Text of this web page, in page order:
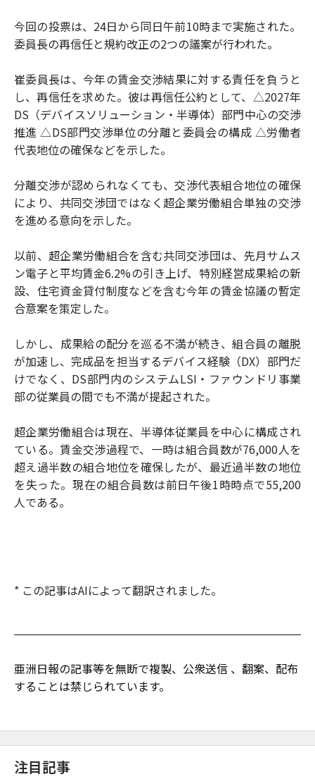
今回の投票は、24日から同日午前10時まで実施された。
委員長の再信任と規約改正の2つの議案が行われた。
崔委員長は、今年の賃金交渉結果に対する責任を負うと
し、再信任を求めた。彼は再信任公約として、△2027年
DS（デバイスソリューション・半導体）部門中心の交渉
推進 △DS部門交渉単位の分離と委員会の構成 △労働者
代表地位の確保などを示した。
分離交渉が認められなくても、交渉代表組合地位の確保
により、共同交渉団ではなく超企業労働組合単独の交渉
を進める意向を示した。
以前、超企業労働組合を含む共同交渉団は、先月サムス
ン電子と平均賃金6.2%の引き上げ、特別経営成果給の新
設、住宅資金貸付制度などを含む今年の賃金協議の暫定
合意案を策定した。
しかし、成果給の配分を巡る不満が続き、組合員の離脱
が加速し、完成品を担当するデバイス経験（DX）部門だ
けでなく、DS部門内のシステムLSI・ファウンドリ事業
部の従業員の間でも不満が提起された。
超企業労働組合は現在、半導体従業員を中心に構成され
ている。賃金交渉過程で、一時は組合員数が76,000人を
超え過半数の組合地位を確保したが、最近過半数の地位
を失った。現在の組合員数は前日午後1時時点で55,200
人である。
* この記事はAIによって翻訳されました。
亜洲日報の記事等を無断で複製、公衆送信 、翻案、配布
することは禁じられています。
注目記事